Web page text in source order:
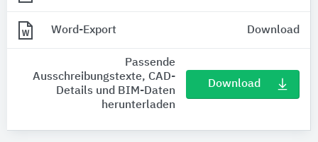
Word-Export Download
Passende
Ausschreibungstexte, CAD-
Details und BIM-Daten
herunterladen
Download